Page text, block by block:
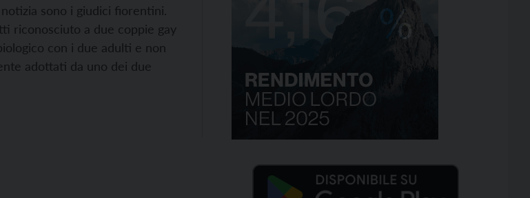
sono i giudici fiorentini.
riconosciuto a due coppie gay
con i due adulti e non
adottati da uno dei due